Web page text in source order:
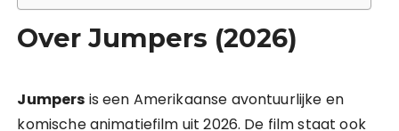
Over Jumpers (2026)
Jumpers is een Amerikaanse avontuurlijke en
komische animatiefilm uit 2026. De film staat ook